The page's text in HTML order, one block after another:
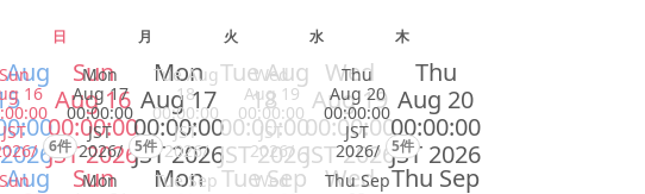
日 月 火 水 木
Aug
Sun
16
JST
Sun
Aug 16
00:00:00
JST 2026
6件
Mon
Aug 17
00:00:00
JST
2026/
Mon
Aug 17
00:00:00
JST 2026
5件
Tue Aug
18
00:00:00
JST
2026/
Tue Aug
18
00:00:00
JST 2026
Wed
Aug 19
00:00:00
JST
2026/
Wed
Aug 19
00:00:00
JST 2026
Thu
Aug 20
00:00:00
JST
2026/
Thu
Aug 20
00:00:00
JST 2026
5件
Aug
Sun
Sun
Mon
Mon
Tue Sep Tue Sep
Wed
Wed
Thu SepThu Sep